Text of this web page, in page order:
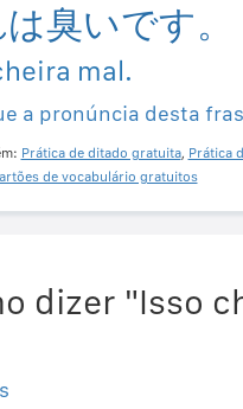
臭いです。
mal.
a pronúncia desta
Prática de ditado gratuita, Prática
de vocabulário gratuitos
dizer "Isso